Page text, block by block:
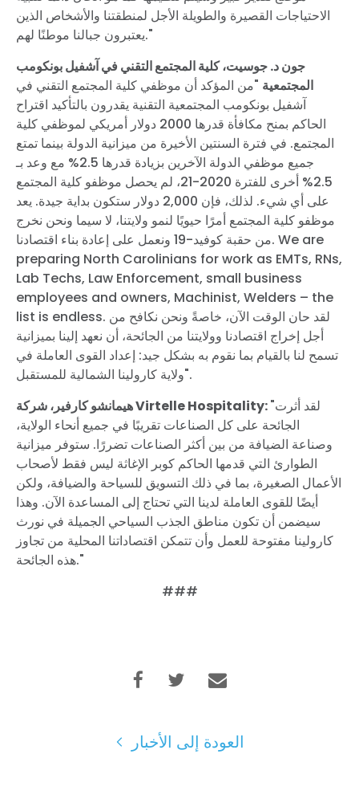
Shop
Take Back the Courts
العمل معنا
الصحافة
حفلتك
الإجراء
Vote
تبرع
الاحتياجات القصيرة والطويلة الأجل لمنطقتنا والأشخاص الذين
يعتبرون جبالنا موطنًا لهم."
جون د. جوسيت، كلية المجتمع التقني في آشفيل بونكومب
المجتمعية "من المؤكد أن موظفي كلية المجتمع التقني في
آشفيل بونكومب المجتمعية التقنية يقدرون بالتأكيد اقتراح
الحاكم بمنح مكافأة قدرها 2000 دولار أمريكي لموظفي كلية
المجتمع. في فترة السنتين الأخيرة من ميزانية الدولة بينما تمتع
جميع موظفي الدولة الآخرين بزيادة قدرها 2.5% مع وعد بـ
2.5% أخرى للفترة 2020-21، لم يحصل موظفو كلية المجتمع
على أي شيء. لذلك، فإن 2,000 دولار ستكون بداية جيدة. يعد
موظفو كلية المجتمع أمرًا حيويًا لنمو ولايتنا، لا سيما ونحن نخرج
من حقبة كوفيد-19 ونعمل على إعادة بناء اقتصادنا. We are
preparing North Carolinians for work as EMTs, RNs,
Lab Techs, Law Enforcement, small business
employees and owners, Machinist, Welders – the
list is endless. لقد حان الوقت الآن، خاصةً ونحن نكافح من
أجل إخراج اقتصادنا وولايتنا من الجائحة، أن نعهد إلينا بميزانية
تسمح لنا بالقيام بما نقوم به بشكل جيد: إعداد القوى العاملة في
ولاية كارولينا الشمالية للمستقبل".
هيمانشو كارفير، شركة Virtelle Hospitality:"لقد أثرت
الجائحة على كل الصناعات تقريبًا في جميع أنحاء الولاية،
وصناعة الضيافة من بين أكثر الصناعات تضررًا. ستوفر ميزانية
الطوارئ التي قدمها الحاكم كوبر الإغاثة ليس فقط لأصحاب
الأعمال الصغيرة، بما في ذلك التسويق للسياحة والضيافة، ولكن
أيضًا للقوى العاملة لدينا التي تحتاج إلى المساعدة الآن. وهذا
سيضمن أن تكون مناطق الجذب السياحي الجميلة في نورث
كارولينا مفتوحة للعمل وأن تتمكن اقتصاداتنا المحلية من تجاوز
هذه الجائحة."
###
العودة إلى الأخبار